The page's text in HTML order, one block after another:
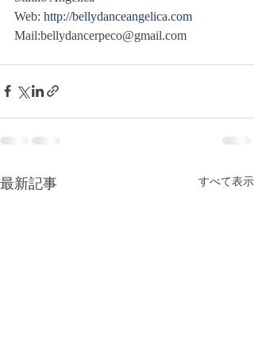
Web: http://bellydanceangelica.com
Mail:bellydancerpeco@gmail.com
最新記事 すべて表示